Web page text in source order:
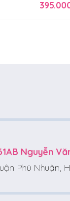
Nguyễn
Phú Nhuận,